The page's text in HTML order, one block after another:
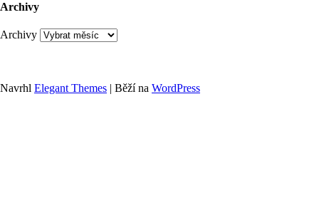
Archivy
Archivy
Navrhl Elegant Themes | Běží na WordPress